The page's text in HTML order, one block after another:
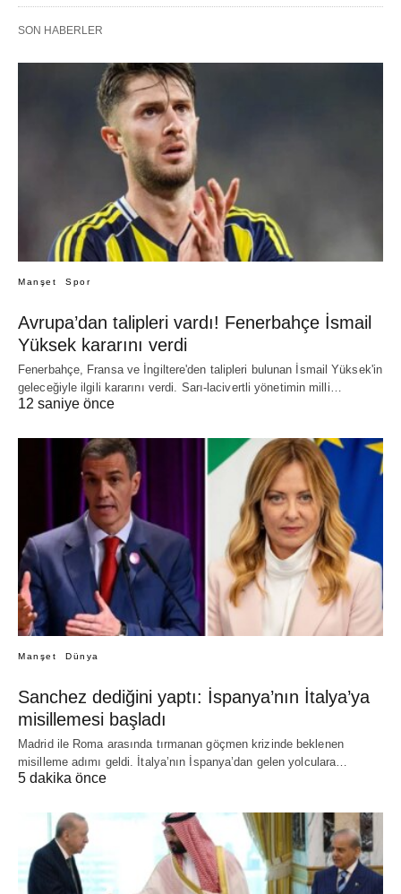
SON HABERLER
Manşet Spor
Avrupa’dan talipleri vardı! Fenerbahçe İsmail
Yüksek kararını verdi
Fenerbahçe, Fransa ve İngiltere'den talipleri bulunan İsmail Yüksek'in
geleceğiyle ilgili kararını verdi. Sarı-lacivertli yönetimin milli…
12 saniye önce
Manşet Dünya
Sanchez dediğini yaptı: İspanya’nın İtalya’ya
misillemesi başladı
Madrid ile Roma arasında tırmanan göçmen krizinde beklenen
misilleme adımı geldi. İtalya’nın İspanya’dan gelen yolculara…
5 dakika önce